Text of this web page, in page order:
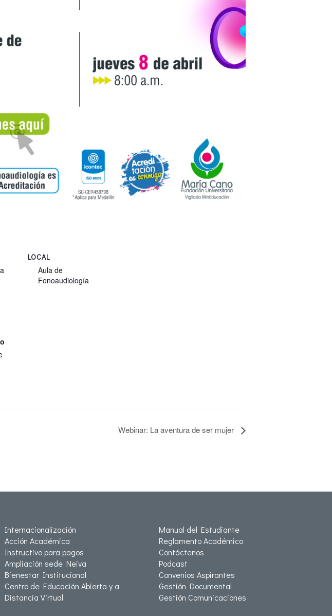
LOCAL
Aula de
Fonoaudiología
Webinar: La aventura de ser mujer
Internacionalización
Acción Académica
Instructivo para pagos
Ampliación sede Neiva
Bienestar Institucional
Centro de Educación Abierta y a
Distancia Virtual
Manual del Estudiante
Reglamento Académico
Contáctenos
Podcast
Convenios Aspirantes
Gestión Documental
Gestión Comunicaciones